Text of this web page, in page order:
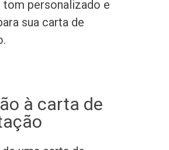
tom personalizado e
sua carta de
à carta de